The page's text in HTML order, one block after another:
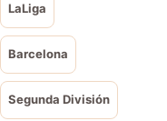
LaLiga
Barcelona
Segunda División